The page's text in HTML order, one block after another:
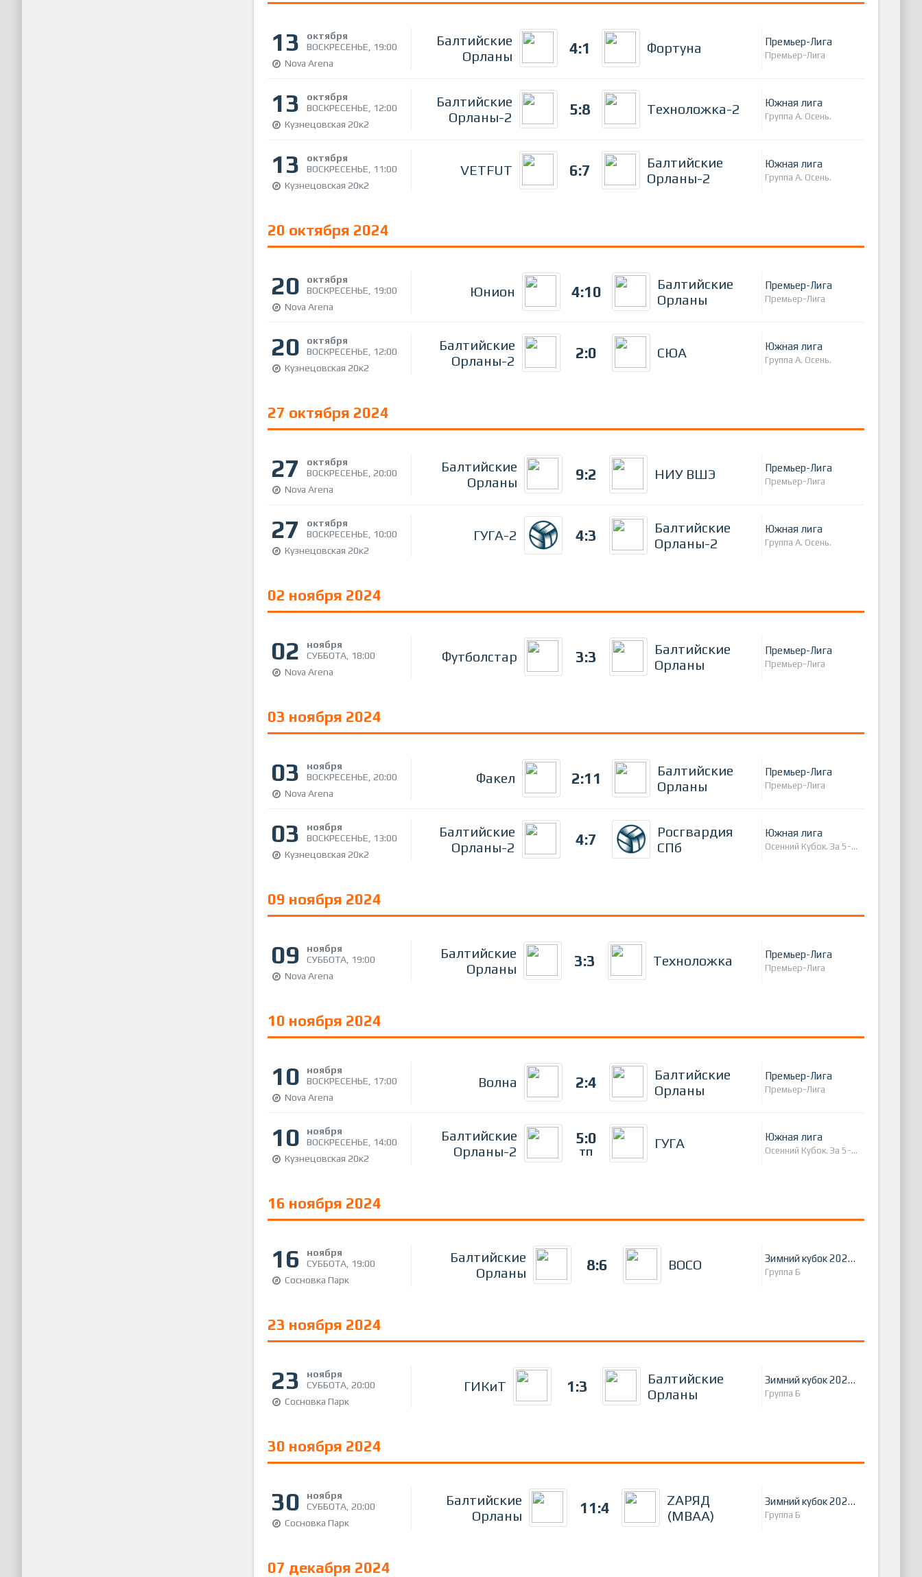
13
октября
ВОСКРЕСЕНЬЕ, 19:00
Nova Arena
Балтийские
Орланы
4:1 Фортуна Премьер-Лига
Премьер-Лига
13
октября
ВОСКРЕСЕНЬЕ, 12:00
Кузнецовская 20к2
Балтийские
Орланы-2
5:8 Техноложка-2 Южная лига
Группа А. Осень.
13
октября
ВОСКРЕСЕНЬЕ, 11:00
Кузнецовская 20к2
VETFUT 6:7
Балтийские
Орланы-2
Южная лига
Группа А. Осень.
20 октября 2024
20
октября
ВОСКРЕСЕНЬЕ, 19:00
Nova Arena
Юнион 4:10
Балтийские
Орланы
Премьер-Лига
Премьер-Лига
20
октября
ВОСКРЕСЕНЬЕ, 12:00
Кузнецовская 20к2
Балтийские
Орланы-2
2:0 СЮА Южная лига
Группа А. Осень.
27 октября 2024
27
октября
ВОСКРЕСЕНЬЕ, 20:00
Nova Arena
Балтийские
Орланы
9:2 НИУ ВШЭ Премьер-Лига
Премьер-Лига
27
октября
ВОСКРЕСЕНЬЕ, 10:00
Кузнецовская 20к2
ГУГА-2 4:3
Балтийские
Орланы-2
Южная лига
Группа А. Осень.
02 ноября 2024
02
ноября
СУББОТА, 18:00
Nova Arena
Футболстар 3:3
Балтийские
Орланы
Премьер-Лига
Премьер-Лига
03 ноября 2024
03
ноября
ВОСКРЕСЕНЬЕ, 20:00
Nova Arena
Факел 2:11
Балтийские
Орланы
Премьер-Лига
Премьер-Лига
03
ноября
ВОСКРЕСЕНЬЕ, 13:00
Кузнецовская 20к2
Балтийские
Орланы-2
4:7
Росгвардия
СПб
Южная лига
Осенний Кубок. За 5-8 места.
09 ноября 2024
09
ноября
СУББОТА, 19:00
Nova Arena
Балтийские
Орланы
3:3 Техноложка Премьер-Лига
Премьер-Лига
10 ноября 2024
10
ноября
ВОСКРЕСЕНЬЕ, 17:00
Nova Arena
Волна 2:4
Балтийские
Орланы
Премьер-Лига
Премьер-Лига
10
ноября
ВОСКРЕСЕНЬЕ, 14:00
Кузнецовская 20к2
Балтийские
Орланы-2
5:0
ТП
ГУГА Южная лига
Осенний Кубок. За 5-8 места.
16 ноября 2024
16
ноября
СУББОТА, 19:00
Сосновка Парк
Балтийские
Орланы
8:6 ВОСО Зимний кубок 2024 г.
Группа Б
23 ноября 2024
23
ноября
СУББОТА, 20:00
Сосновка Парк
ГИКиТ 1:3
Балтийские
Орланы
Зимний кубок 2024 г.
Группа Б
30 ноября 2024
30
ноября
СУББОТА, 20:00
Сосновка Парк
Балтийские
Орланы
11:4
ZАРЯД
(МВАА)
Зимний кубок 2024 г.
Группа Б
07 декабря 2024